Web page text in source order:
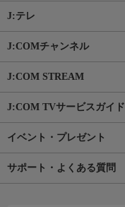
J:テレ
J:COMチャンネル
J:COM STREAM
J:COM TVサービスガイド
イベント・プレゼント
サポート・よくある質問